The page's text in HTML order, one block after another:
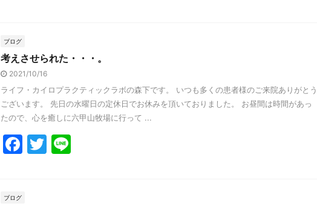
b
o
o
k
ブログ
考えさせられた・・・。
2021/10/16
ライフ・カイロプラクティックラボの森下です。 いつも多くの患者様のご来院ありがとう
ございます。 先日の水曜日の定休日でお休みを頂いておりました。 お昼間は時間があっ
たので、心を癒しに六甲山牧場に行って ...
F
T
ブログ